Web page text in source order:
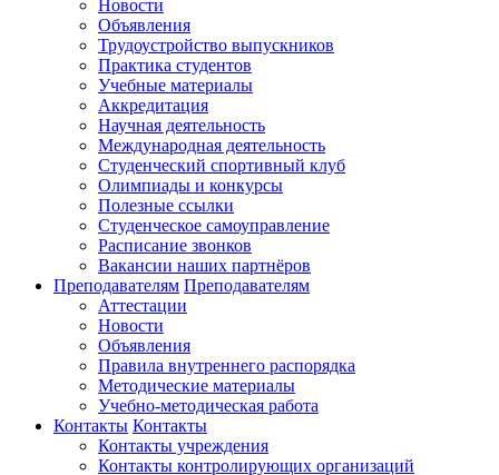
Новости
Объявления
Трудоустройство выпускников
Практика студентов
Учебные материалы
Аккредитация
Научная деятельность
Международная деятельность
Студенческий спортивный клуб
Олимпиады и конкурсы
Полезные ссылки
Студенческое самоуправление
Расписание звонков
Вакансии наших партнёров
Преподавателям Преподавателям
Аттестации
Новости
Объявления
Правила внутреннего распорядка
Методические материалы
Учебно-методическая работа
Контакты Контакты
Контакты учреждения
Контакты контролирующих организаций